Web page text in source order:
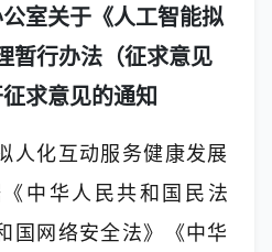
室关于《人工智能拟
暂行办法（征求意见
求意见的通知
人化互动服务健康发展
中华人民共和国民法
国网络安全法》《中华